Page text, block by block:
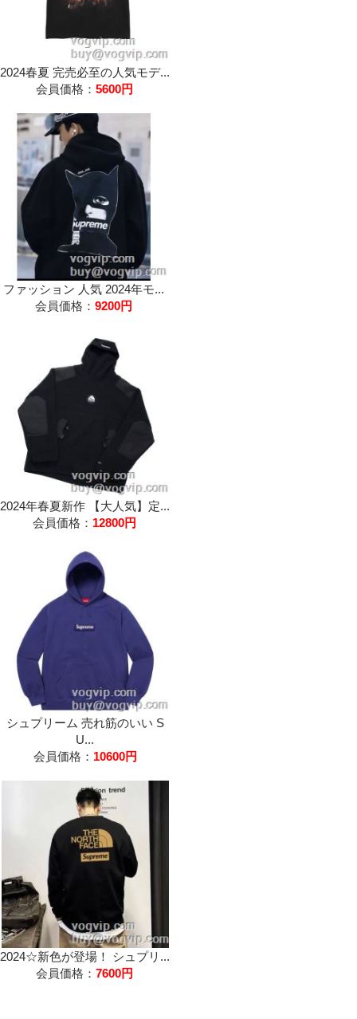
2024春夏 完売必至の人気モデ...
会員価格：5600円
ファッション 人気 2024年モ...
会員価格： 9200円
2024年春夏新作 【大人気】定...
会員価格： 12800円
シュプリーム 売れ筋のいい S
U...
会員価格： 10600円
2024☆新色が登場！ シュプリ...
会員価格：7600円